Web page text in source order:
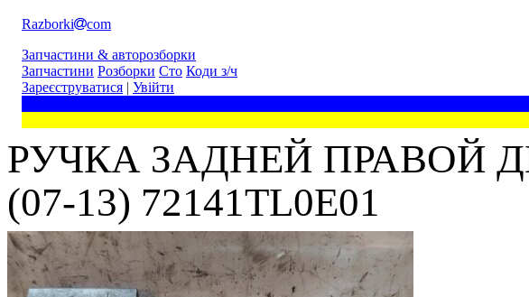
Razborki
com
Запчастини & авторозборки
Запчастини Розборки Сто Коди з/ч
Зареєструватися | Увійти
РУЧКА ЗАДНЕЙ ПРАВОЙ
(07-13) 72141TL0E01